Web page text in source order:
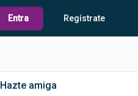
Entra Regístrate
Hazte amiga